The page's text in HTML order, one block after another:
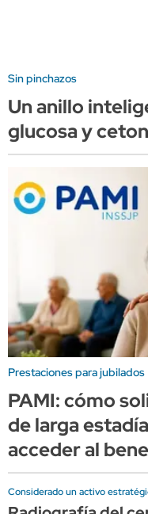
Sin pinchazos
Un anillo
glucosa y
Prestaciones para jubilados
PAMI: cómo
de larga
acceder al
Considerado un activo